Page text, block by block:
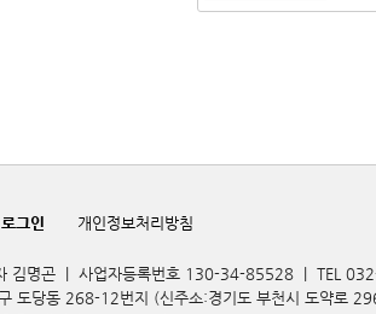
로그인 개인정보처리방침
김명곤 | 사업자등록번호 130-34-85528 | TEL
구 도당동 268-12번지 (신주소:경기도 부천시 도약